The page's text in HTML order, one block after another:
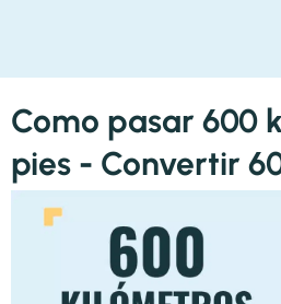
Como pasar 600
pies - Convertir